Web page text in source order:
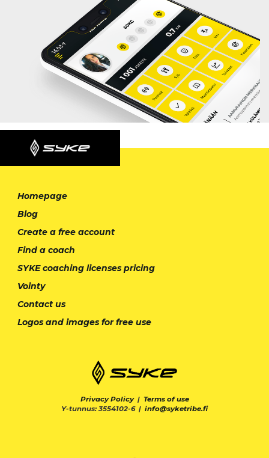
Homepage
Blog
Create a free account
Find a coach
SYKE coaching licenses pricing
Vointy
Contact us
Logos and images for free use
Privacy Policy| Terms of use
Y-tunnus: 3554102-6 | info@syketribe.fi